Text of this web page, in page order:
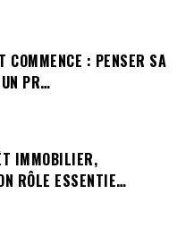
COMMENCE : PENSER SA
PR…
IMMOBILIER,
RÔLE ESSENTIE…